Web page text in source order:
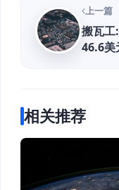
上一篇
搬瓦工
46.6
相关推荐